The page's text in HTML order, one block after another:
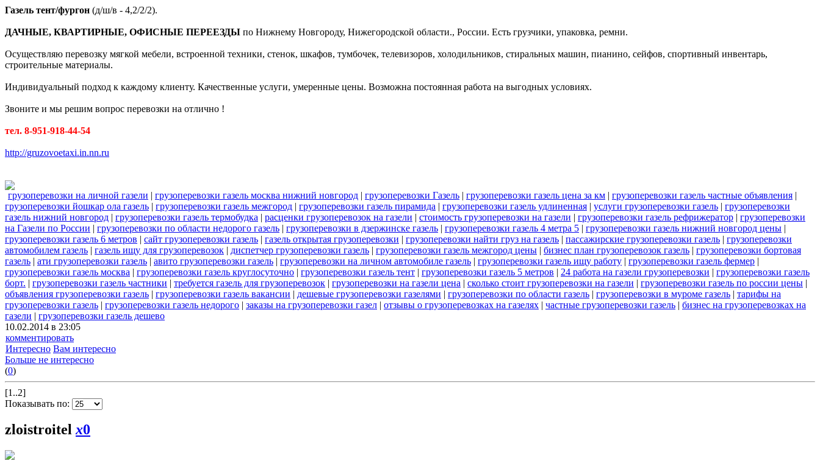
Газель тент/фургон (д/ш/в - 4,2/2/2).
ДАЧНЫЕ, КВАРТИРНЫЕ, ОФИСНЫЕ ПЕРЕЕЗДЫ по Нижнему Новгороду, Нижегородской области., России. Есть грузчики, упаковка, ремни.
Осуществляю перевозку мягкой мебели, встроенной техники, стенок, шкафов, тумбочек, телевизоров, холодильников, стиральных машин, пианино, сейфов, спортивный инвентарь,
строительные материалы.
Индивидуальный подход к каждому клиенту. Качественные услуги, умеренные цены. Возможна постоянная работа на выгодных условиях.
Звоните и мы решим вопрос перевозки на отлично !
тел. 8-951-918-44-54
http://gruzovoetaxi.in.nn.ru
грузоперевозки на личной газели | грузоперевозки газель москва нижний новгород | грузоперевозки Газель | грузоперевозки газель цена за км | грузоперевозки газель частные объявления |
грузоперевозки йошкар ола газель | грузоперевозки газель межгород | грузоперевозки газель пирамида | грузоперевозки газель удлиненная | услуги грузоперевозки газель | грузоперевозки
газель нижний новгород | грузоперевозки газель термобудка | расценки грузоперевозок на газели | стоимость грузоперевозки на газели | грузоперевозки газель рефрижератор | грузоперевозки
на Газели по России | грузоперевозки по области недорого газель | грузоперевозки в дзержинске газель | грузоперевозки газель 4 метра 5 | грузоперевозки газель нижний новгород цены |
грузоперевозки газель 6 метров | сайт грузоперевозки газель | газель открытая грузоперевозки | грузоперевозки найти груз на газель | пассажирские грузоперевозки газель | грузоперевозки
автомобилем газель | газель ищу для грузоперевозок | диспетчер грузоперевозки газель | грузоперевозки газель межгород цены | бизнес план грузоперевозок газель | грузоперевозки бортовая
газель | ати грузоперевозки газель | авито грузоперевозки газель | грузоперевозки на личном автомобиле газель | грузоперевозки газель ищу работу | грузоперевозки газель фермер |
грузоперевозки газель москва | грузоперевозки газель круглосуточно | грузоперевозки газель тент | грузоперевозки газель 5 метров | 24 работа на газели грузоперевозки | грузоперевозки газель
борт. | грузоперевозки газель частники | требуется газель для грузоперевозок | грузоперевозки на газели цена | сколько стоит грузоперевозки на газели | грузоперевозки газель по россии цены |
объявления грузоперевозки газель | грузоперевозки газель вакансии | дешевые грузоперевозки газелями | грузоперевозки по области газель | грузоперевозки в муроме газель | тарифы на
грузоперевозки газель | грузоперевозки газель недорого | заказы на грузоперевозки газел | отзывы о грузоперевозках на газелях | частные грузоперевозки газель | бизнес на грузоперевозках на
газели | грузоперевозки газель дешево
10.02.2014 в 23:05
комментировать
Интересно Вам интересно
Больше не интересно
(0)
[1..2]
Показывать по:
zloistroitelx0